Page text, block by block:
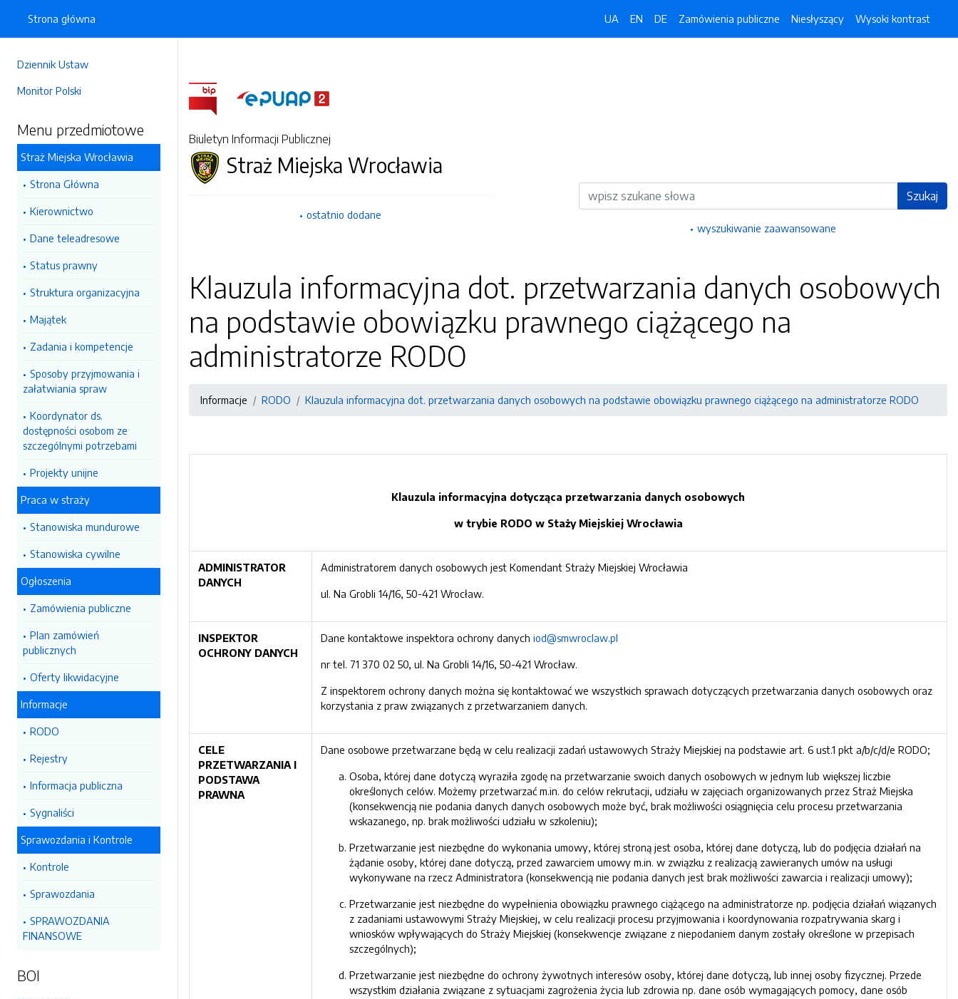
Dziennik Ustaw
Monitor Polski
Menu przedmiotowe
Straż Miejska Wrocławia
Strona Główna
Kierownictwo
Dane teleadresowe
Status prawny
Struktura organizacyjna
Majątek
Zadania i kompetencje
Sposoby przyjmowania i
załatwiania spraw
Koordynator ds.
dostępności osobom ze
szczególnymi potrzebami
Projekty unijne
Praca w straży
Stanowiska mundurowe
Stanowiska cywilne
Ogłoszenia
Zamówienia publiczne
Plan zamówień
publicznych
Oferty likwidacyjne
Informacje
RODO
Rejestry
Informacja publiczna
Sygnaliści
Sprawozdania i Kontrole
Kontrole
Sprawozdania
SPRAWOZDANIA
FINANSOWE
BOI
Strona główna UA EN DE Zamówienia publiczne Niesłyszący Wysoki kontrast
Biuletyn Informacji Publicznej
Straż Miejska Wrocławia
ostatnio dodane
Wyszukiwarka Szukaj
wyszukiwanie zaawansowane
Klauzula informacyjna dot. przetwarzania danych osobowych
na podstawie obowiązku prawnego ciążącego na
administratorze RODO
Informacje RODO Klauzula informacyjna dot. przetwarzania danych osobowych na podstawie obowiązku prawnego ciążącego na administratorze RODO
Klauzula informacyjna dotycząca przetwarzania danych osobowych
w trybie RODO w Staży Miejskiej Wrocławia
ADMINISTRATOR
DANYCH
Administratorem danych osobowych jest Komendant Straży Miejskiej Wrocławia
ul. Na Grobli 14/16, 50-421 Wrocław.
INSPEKTOR
OCHRONY DANYCH
Dane kontaktowe inspektora ochrony danych iod@smwroclaw.pl
nr tel. 71 370 02 50, ul. Na Grobli 14/16, 50-421 Wrocław.
Z inspektorem ochrony danych można się kontaktować we wszystkich sprawach dotyczących przetwarzania danych osobowych oraz
korzystania z praw związanych z przetwarzaniem danych.
CELE
PRZETWARZANIA I
PODSTAWA
PRAWNA
Dane osobowe przetwarzane będą w celu realizacji zadań ustawowych Straży Miejskiej na podstawie art. 6 ust.1 pkt a/b/c/d/e RODO;
Osoba, której dane dotyczą wyraziła zgodę na przetwarzanie swoich danych osobowych w jednym lub większej liczbie
określonych celów. Możemy przetwarzać m.in. do celów rekrutacji, udziału w zajęciach organizowanych przez Straż Miejska
(konsekwencją nie podania danych danych osobowych może być, brak możliwości osiągnięcia celu procesu przetwarzania
wskazanego, np. brak możliwości udziału w szkoleniu);
Przetwarzanie jest niezbędne do wykonania umowy, której stroną jest osoba, której dane dotyczą, lub do podjęcia działań na
żądanie osoby, której dane dotyczą, przed zawarciem umowy m.in. w związku z realizacją zawieranych umów na usługi
wykonywane na rzecz Administratora (konsekwencją nie podania danych jest brak możliwości zawarcia i realizacji umowy);
Przetwarzanie jest niezbędne do wypełnienia obowiązku prawnego ciążącego na administratorze np. podjęcia działań wiązanych
z zadaniami ustawowymi Straży Miejskiej, w celu realizacji procesu przyjmowania i koordynowania rozpatrywania skarg i
wniosków wpływających do Straży Miejskiej (konsekwencje związane z niepodaniem danym zostały określone w przepisach
szczególnych);
Przetwarzanie jest niezbędne do ochrony żywotnych interesów osoby, której dane dotyczą, lub innej osoby fizycznej. Przede
wszystkim działania związane z sytuacjami zagrożenia życia lub zdrowia np. dane osób wymagających pomocy, dane osób